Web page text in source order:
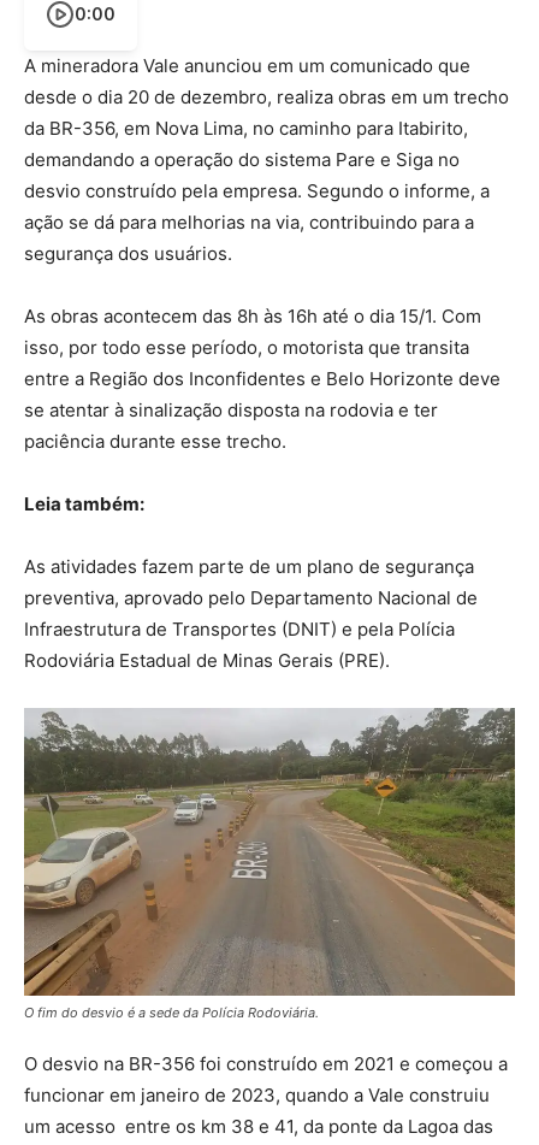
0:00
A mineradora Vale anunciou em um comunicado que
desde o dia 20 de dezembro, realiza obras em um trecho
da BR-356, em Nova Lima, no caminho para Itabirito,
demandando a operação do sistema Pare e Siga no
desvio construído pela empresa. Segundo o informe, a
ação se dá para melhorias na via, contribuindo para a
segurança dos usuários.
As obras acontecem das 8h às 16h até o dia 15/1. Com
isso, por todo esse período, o motorista que transita
entre a Região dos Inconfidentes e Belo Horizonte deve
se atentar à sinalização disposta na rodovia e ter
paciência durante esse trecho.
Leia também:
As atividades fazem parte de um plano de segurança
preventiva, aprovado pelo Departamento Nacional de
Infraestrutura de Transportes (DNIT) e pela Polícia
Rodoviária Estadual de Minas Gerais (PRE).
O fim do desvio é a sede da Polícia Rodoviária.
O desvio na BR-356 foi construído em 2021 e começou a
funcionar em janeiro de 2023, quando a Vale construiu
um acesso entre os km 38 e 41, da ponte da Lagoa das